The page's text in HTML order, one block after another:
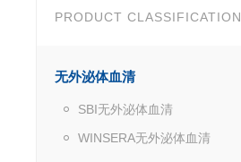
PRODUCT CLASSIFICATION
无外泌体血清
SBI无外泌体血清
WINSERA无外泌体血清